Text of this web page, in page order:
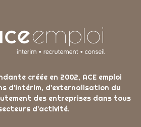
créée en 2002, ACE emploi
d'intérim, d'externalisation du
des entreprises dans tous
d'activité.